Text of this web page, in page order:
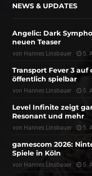
NEWS & UPDATES
Angelic: Dark
neuen Teaser
von Hannes Linsbauer 5.
Transport Fever 3 auf
öffentlich spielbar
von Hannes Linsbauer 5.
Level Infinite zeigt
Resonant und mehr
von Hannes Linsbauer 5.
gamescom 2026:
Spiele in Köln
von Hannes Linsbauer 5.